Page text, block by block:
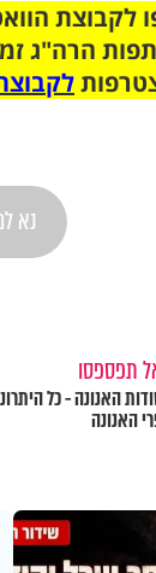
הרה"ג
תפספסו
האנונה - כל
האנונה